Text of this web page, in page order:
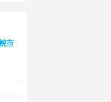
市